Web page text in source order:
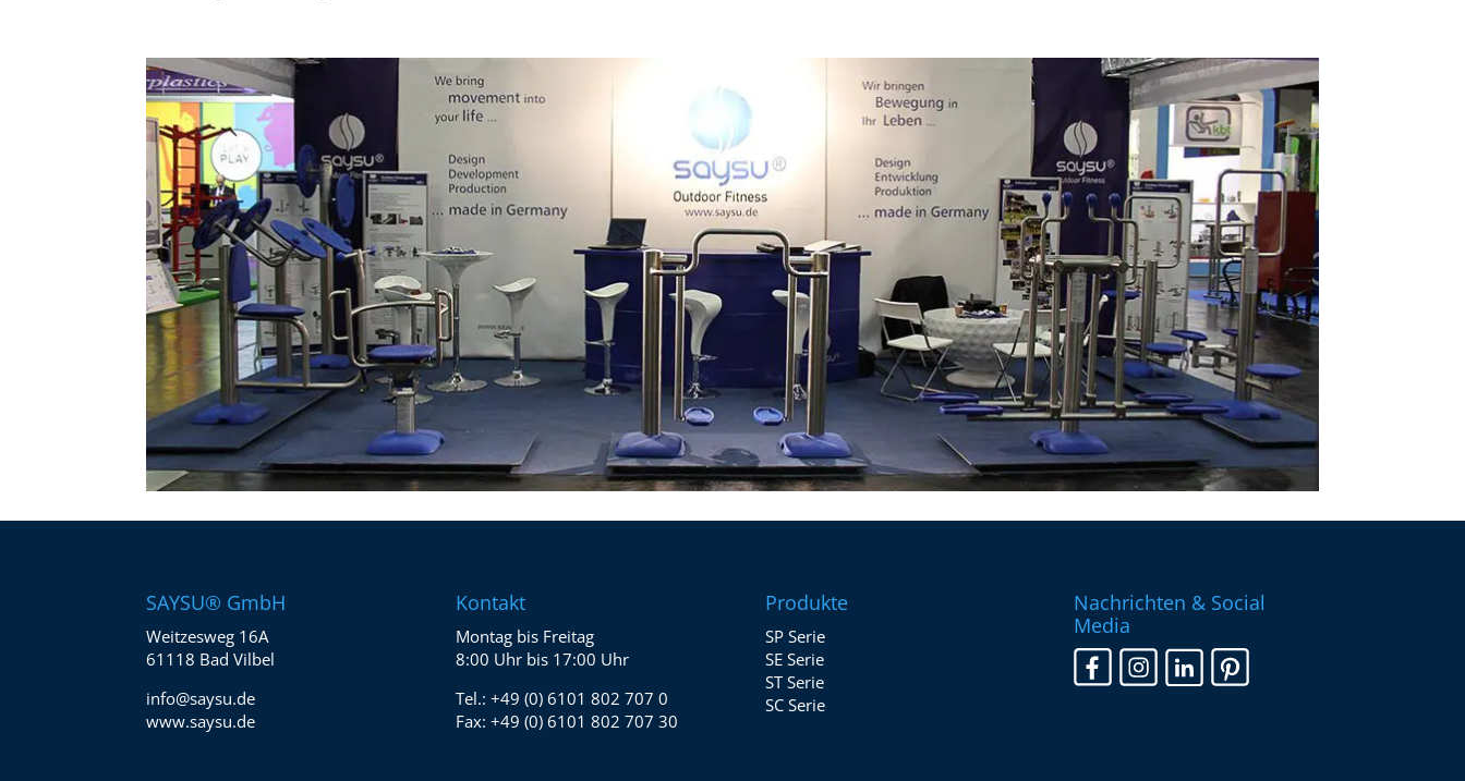
SAYSU® GmbH
Weitzesweg 16A
61118 Bad Vilbel
info@saysu.de
www.saysu.de
Kontakt
Montag bis Freitag
8:00 Uhr bis 17:00 Uhr
Tel.: +49 (0) 6101 802 707 0
Fax: +49 (0) 6101 802 707 30
Produkte
SP Serie
SE Serie
ST Serie
SC Serie
Nachrichten & Social
Media